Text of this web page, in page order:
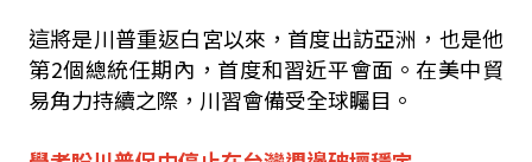
這將是川普重返白宮以來，首度出訪亞洲，也是他
第2個總統任期內，首度和習近平會面。在美中貿
易角力持續之際，川習會備受全球矚目。